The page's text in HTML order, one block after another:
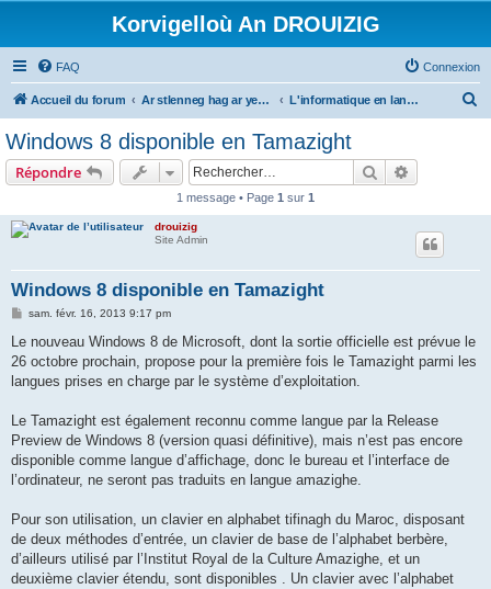
Korvigelloù An DROUIZIG
FAQ Connexion
Accueil du forum Ar stlenneg hag ar yezhoù bihan er bed a-bezh L'informatique en langues régionales et minoritaires
Windows 8 disponible en Tamazight
Répondre Rechercher
1 message • Page 1 sur 1
drouizig
Site Admin
Windows 8 disponible en Tamazight
M
s
a
g
sam. févr. 16, 2013 9:17 pm
Le nouveau Windows 8 de Microsoft, dont la sortie officielle est prévue le
26 octobre prochain, propose pour la première fois le Tamazight parmi les
langues prises en charge par le système d’exploitation.
Le Tamazight est également reconnu comme langue par la Release
Preview de Windows 8 (version quasi définitive), mais n’est pas encore
disponible comme langue d’affichage, donc le bureau et l’interface de
l’ordinateur, ne seront pas traduits en langue amazighe.
Pour son utilisation, un clavier en alphabet tifinagh du Maroc, disposant
de deux méthodes d’entrée, un clavier de base de l’alphabet berbère,
d’ailleurs utilisé par l’Institut Royal de la Culture Amazighe, et un
deuxième clavier étendu, sont disponibles . Un clavier avec l’alphabet